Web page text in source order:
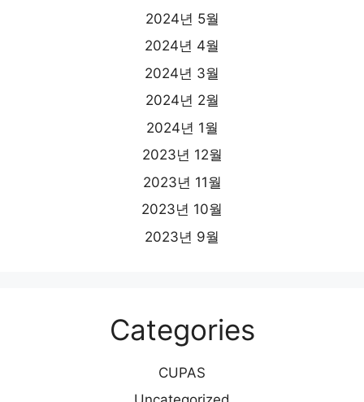
2024년 5월
2024년 4월
2024년 3월
2024년 2월
2024년 1월
2023년 12월
2023년 11월
2023년 10월
2023년 9월
Categories
CUPAS